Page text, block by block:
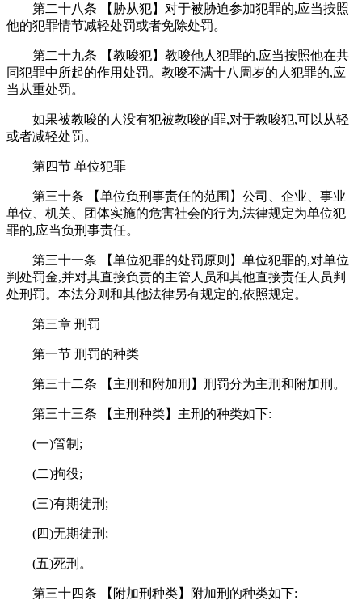
第二十八条 【胁从犯】对于被胁迫参加犯罪的,应当按照
他的犯罪情节减轻处罚或者免除处罚。
第二十九条 【教唆犯】教唆他人犯罪的,应当按照他在共
同犯罪中所起的作用处罚。教唆不满十八周岁的人犯罪的,应
当从重处罚。
如果被教唆的人没有犯被教唆的罪,对于教唆犯,可以从轻
或者减轻处罚。
第四节 单位犯罪
第三十条 【单位负刑事责任的范围】公司、企业、事业
单位、机关、团体实施的危害社会的行为,法律规定为单位犯
罪的,应当负刑事责任。
第三十一条 【单位犯罪的处罚原则】单位犯罪的,对单位
判处罚金,并对其直接负责的主管人员和其他直接责任人员判
处刑罚。本法分则和其他法律另有规定的,依照规定。
第三章 刑罚
第一节 刑罚的种类
第三十二条 【主刑和附加刑】刑罚分为主刑和附加刑。
第三十三条 【主刑种类】主刑的种类如下:
(一)管制;
(二)拘役;
(三)有期徒刑;
(四)无期徒刑;
(五)死刑。
第三十四条 【附加刑种类】附加刑的种类如下: